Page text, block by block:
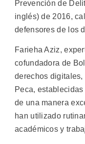
Prevención de
inglés) de 2016,
defensores de los
Farieha Aziz,
cofundadora de
derechos digitales,
Peca,
de una manera
han utilizado
académicos y